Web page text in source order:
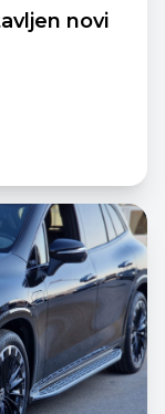
novi